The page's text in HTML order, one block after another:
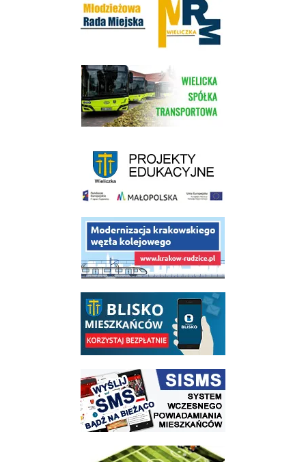
link do strony Wielickiej Spółki Transportowej
link do opisu projektu budowy linii kolejowej Krakow Rudzice
link do opisu aplikacji - BLISKO, Gmina Wieliczka w aplikacji Blisko
link do strony systemu wczesnego ostrzegania mieszkańców SISMS
link do opisu projektu Wielickie Orliki